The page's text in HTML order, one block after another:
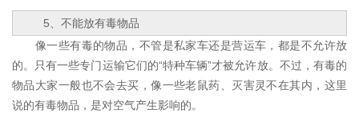
5、不能放有毒物品
像一些有毒的物品，不管是私家车还是营运车，都是不允许放
的。只有一些专门运输它们的“特种车辆”才被允许放。不过，有毒的
物品大家一般也不会去买，像一些老鼠药、灭害灵不在其内，这里
说的有毒物品，是对空气产生影响的。